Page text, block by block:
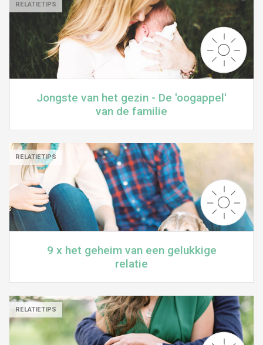
RELATIETIPS
Jongste van het gezin - De 'oogappel'
van de familie
RELATIETIPS
9 x het geheim van een gelukkige
relatie
RELATIETIPS